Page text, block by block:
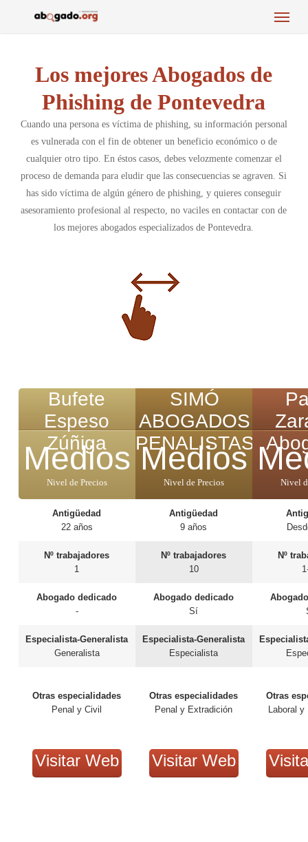
Menu
Los mejores Abogados de
Phishing de Pontevedra
Cuando una persona es víctima de phishing, su información personal
es vulnerada con el fin de obtener un beneficio económico o de
cualquier otro tipo. En éstos casos, debes velozmente comenzar el
proceso de demanda para eludir que las consecuencias se agraven. Si
has sido víctima de algún género de phishing, y quieres conseguir
asesoramiento profesional al respecto, no vaciles en contactar con de
los mejores abogados especializados de Pontevedra.
Bufete
Espeso
Zúñiga
Medios
Nivel de Precios
Antigüedad
22 años
Nº trabajadores
1
Abogado dedicado
-
Especialista-Generalista
Generalista
Otras especialidades
Penal y Civil
Visitar Web
SIMÓ
ABOGADOS
PENALISTAS
Medios
Nivel de Precios
Antigüedad
9 años
Nº trabajadores
10
Abogado dedicado
Sí
Especialista-Generalista
Especialista
Otras especialidades
Penal y Extradición
Visitar Web
Nivel
Nº
Otras
Laboral